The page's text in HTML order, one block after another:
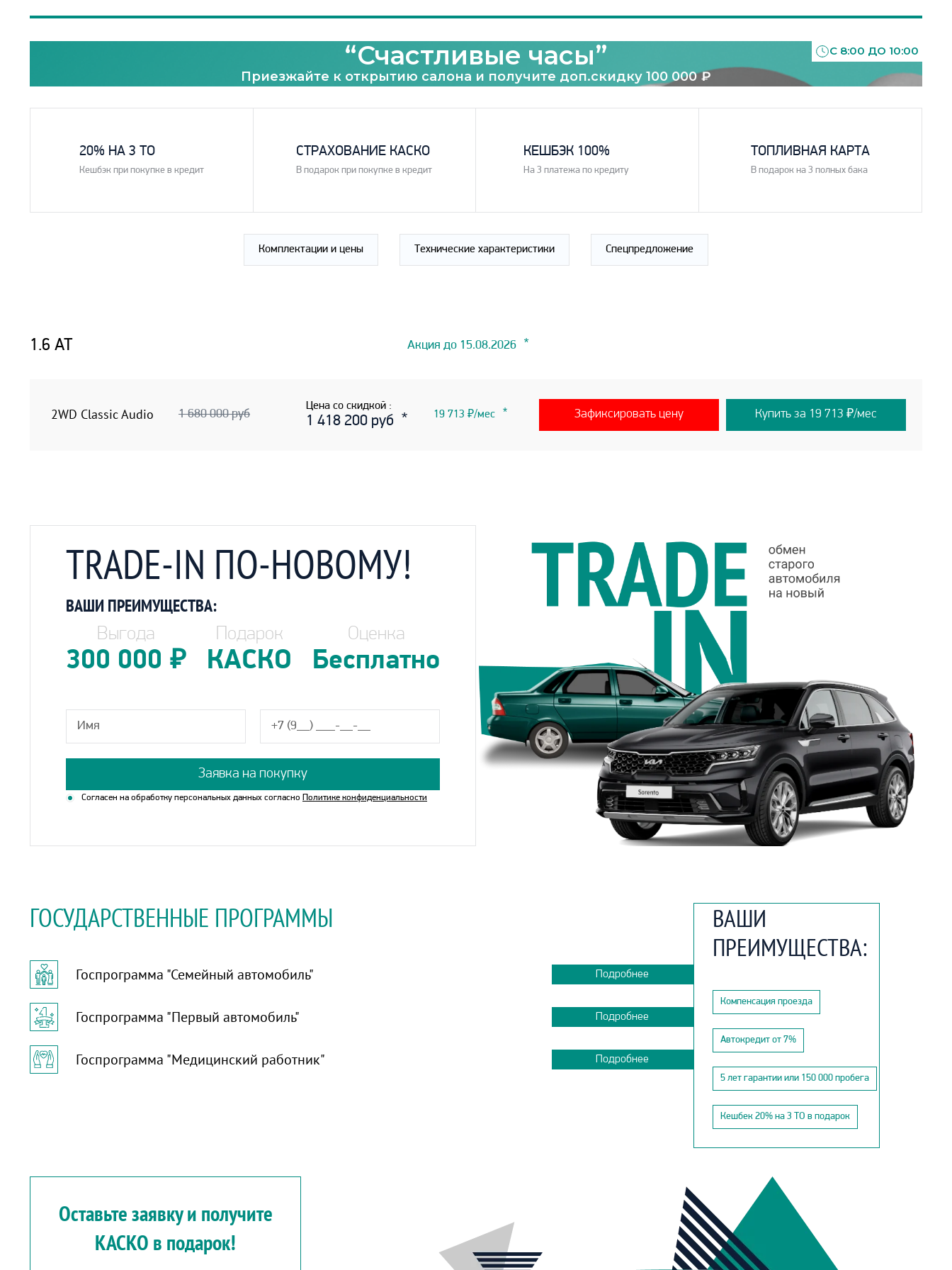
“Счастливые часы”
Приезжайте к открытию салона и получите доп.скидку 100 000₽
С 8:00 ДО 10:00
20% НА 3 ТО
Кешбэк при покупке в кредит
СТРАХОВАНИЕ КАСКО
В подарок при покупке в кредит
КЕШБЭК 100%
На 3 платежа по кредиту
ТОПЛИВНАЯ КАРТА
В подарок на 3 полных бака
Комплектации и цены Технические характеристики Спецпредложение
1.6 AT Акция до 15.08.2026
2WD Classic Audio 1 680 000 руб
Цена со скидкой :
1 418 200 руб 19 713 ₽/мес Зафиксировать цену Купить за 19 713 ₽/мес
TRADE-IN ПО-НОВОМУ!
ВАШИ ПРЕИМУЩЕСТВА:
Выгода
300 000 ₽
Подарок
КАСКО
Оценка
Бесплатно
Заявка на покупку
Согласен на обработку персональных данных согласно Политике конфиденциальности
ГОСУДАРСТВЕННЫЕ ПРОГРАММЫ
Госпрограмма "Семейный автомобиль" Подробнее
Госпрограмма "Первый автомобиль" Подробнее
Госпрограмма "Медицинский работник" Подробнее
ВАШИ
ПРЕИМУЩЕСТВА:
Компенсация проезда
Автокредит от 7%
5 лет гарантии или 150 000 пробега
Кешбек 20% на 3 ТО в подарок
Оставьте заявку и получите
КАСКО в подарок!